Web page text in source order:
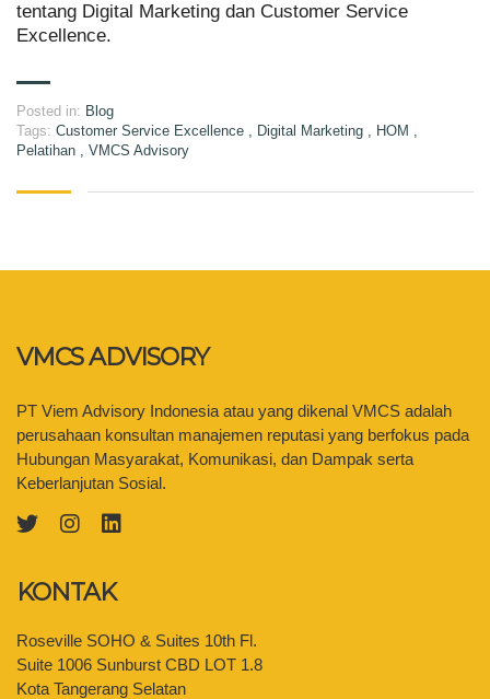
tentang Digital Marketing dan Customer Service
Excellence.
Posted in: Blog
Tags: Customer Service Excellence , Digital Marketing , HOM ,
Pelatihan , VMCS Advisory
VMCS ADVISORY
PT Viem Advisory Indonesia atau yang dikenal VMCS adalah
perusahaan konsultan manajemen reputasi yang berfokus pada
Hubungan Masyarakat, Komunikasi, dan Dampak serta
Keberlanjutan Sosial.
KONTAK
Roseville SOHO & Suites 10th Fl.
Suite 1006 Sunburst CBD LOT 1.8
Kota Tangerang Selatan